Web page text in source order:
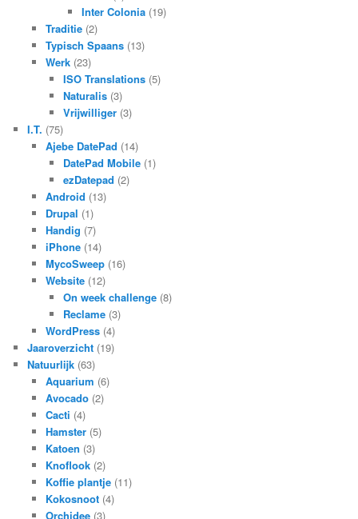
Inter Colonia(19)
Traditie(2)
Typisch Spaans(13)
Werk(23)
ISO Translations (5)
Naturalis (3)
Vrijwilliger (3)
I.T. (75)
Ajebe DatePad (14)
DatePad Mobile (1)
ezDatepad (2)
Android (13)
Drupal (1)
Handig (7)
iPhone(14)
MycoSweep(16)
Website(12)
On week challenge (8)
Reclame (3)
WordPress(4)
Jaaroverzicht (19)
Natuurlijk (63)
Aquarium (6)
Avocado(2)
Cacti (4)
Hamster(5)
Katoen (3)
Knoflook(2)
Koffie plantje(11)
Kokosnoot(4)
Orchidee(3)